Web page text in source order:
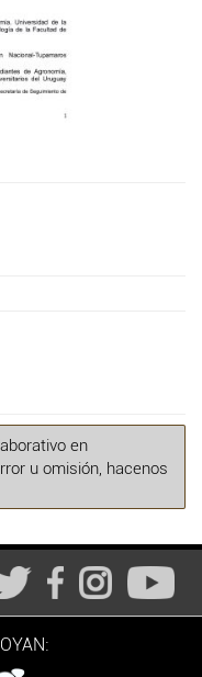
en
u omisión, hacenos